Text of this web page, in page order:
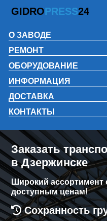
GIDROPRESS24
О ЗАВОДЕ
РЕМОНТ
ОБОРУДОВАНИЕ
ИНФОРМАЦИЯ
ДОСТАВКА
КОНТАКТЫ
Заказать
в Дзержинске
Широкий ассортимент
доступным ценам!
Сохранность